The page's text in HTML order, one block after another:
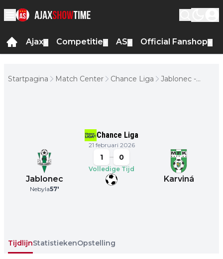
Ajax Competitie AS Official Fanshop
Startpagina Match Center Chance Liga
Jablonec -
Chance Liga
21 februari 2026
Jablonec
Nebyla57'
1 0
Volledige Tijd
Karviná
TijdlijnStatistiekenOpstelling